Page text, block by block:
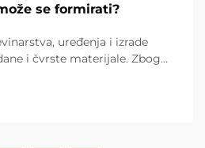
se formirati?
uređenja i izrade
i čvrste materijale. Zbog
pločka je izgradila